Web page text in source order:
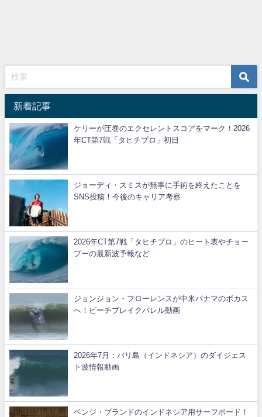
新着記事
ケリーが圧巻のエクセレントスコアをマーク！2026
年CT第7戦「タヒチプロ」初日
ジョーディ・スミスが無事に手術を終えたことを
SNS投稿！今後のキャリア考察
2026年CT第7戦「タヒチプロ」のヒート表やチョー
プーの最新波予報など
ジョンジョン・フローレンスが中米パナマのボカス
へ！ビーチブレイクバレル動画
2026年7月：バリ島（インドネシア）のダイジェス
ト波情報動画
ベンジ・ブランドのインドネシア用サーフボード！